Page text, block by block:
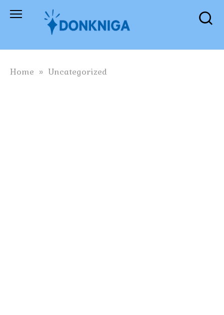
Skip
Home » Uncategorized